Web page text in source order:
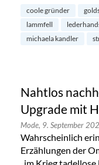
coole gründer
lammfell
michaela kandler
Nahtlos
Upgrade mit
Mode, 9. September
Wahrscheinlich
Erzählungen der